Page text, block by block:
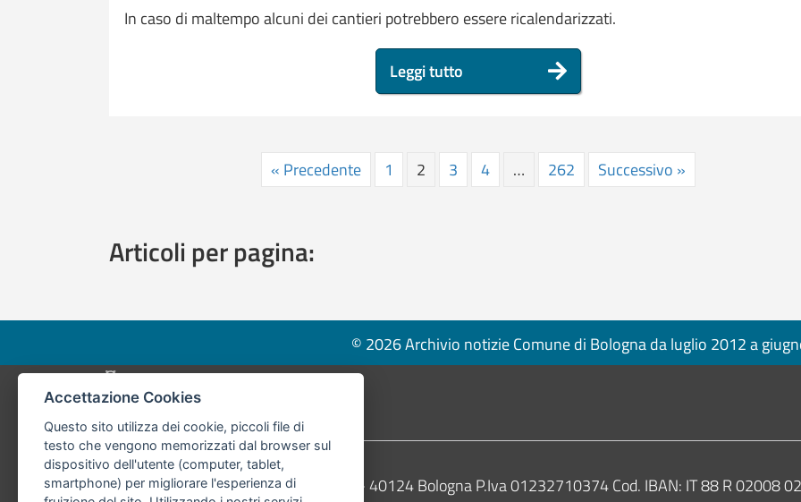
In caso di maltempo alcuni dei cantieri potrebbero essere ricalendarizzati.
Leggi tutto
« Precedente 1 2 3 4 … 262 Successivo »
Articoli per pagina:
© 2026 Archivio notizie Comune di Bologna da luglio 2012 a
Pié di pagina di Comune di Bologna
Contatti
Comune di Bologna, Piazza Maggiore, 6 - 40124 Bologna P.Iva 01232710374 Cod. IBAN: IT 88 R 02008
Accettazione Cookies
Questo sito utilizza dei cookie, piccoli file di
testo che vengono memorizzati dal browser sul
dispositivo dell'utente (computer, tablet,
smartphone) per migliorare l'esperienza di